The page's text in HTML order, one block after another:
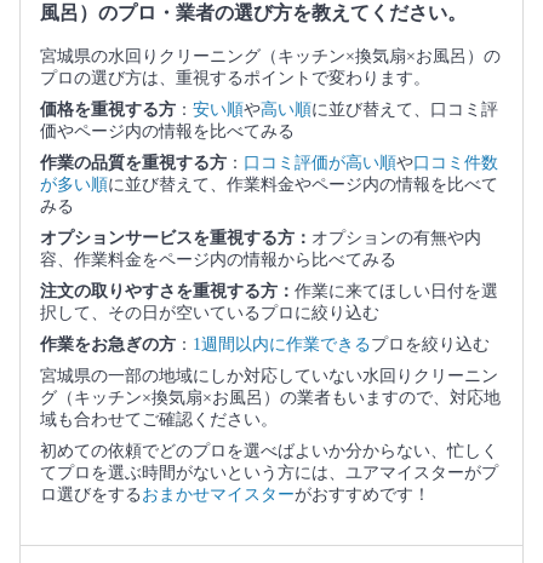
風呂）のプロ・業者の選び方を教えてください。
宮城県の水回りクリーニング（キッチン×換気扇×お風呂）の
プロの選び方は、重視するポイントで変わります。
価格を重視する方 ： 安い順や高い順に並び替えて、口コミ評
価やページ内の情報を比べてみる
作業の品質を重視する方 ： 口コミ評価が高い順や口コミ件数
が多い順に並び替えて、作業料金やページ内の情報を比べて
みる
オプションサービスを重視する方： オプションの有無や内
容、作業料金をページ内の情報から比べてみる
注文の取りやすさを重視する方： 作業に来てほしい日付を選
択して、その日が空いているプロに絞り込む
作業をお急ぎの方 ： 1週間以内に作業できるプロを絞り込む
宮城県の一部の地域にしか対応していない水回りクリーニン
グ（キッチン×換気扇×お風呂）の業者もいますので、対応地
域も合わせてご確認ください。
初めての依頼でどのプロを選べばよいか分からない、忙しく
てプロを選ぶ時間がないという方には、ユアマイスターがプ
ロ選びをする おまかせマイスターがおすすめです！